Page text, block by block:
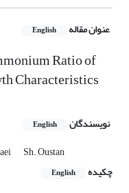
عنوان مقاله English
Ratio of
Characteristics
نویسندگان English
Sh. Oustan
چکیده
English